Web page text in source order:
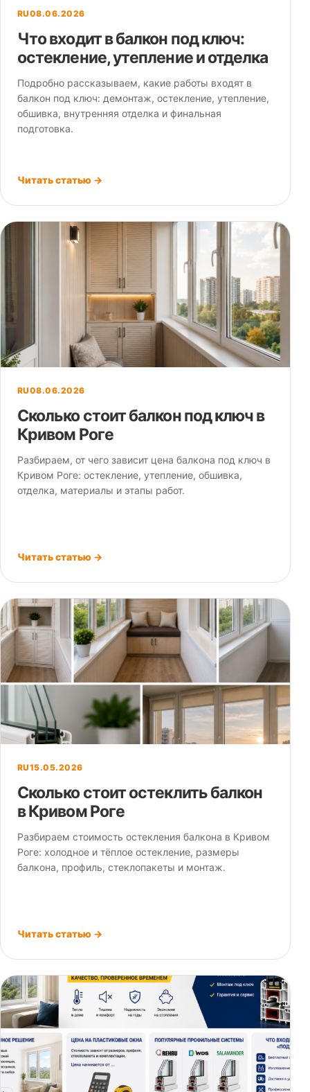
RU08.06.2026
Что входит в балкон под ключ:
остекление, утепление и отделка
Подробно рассказываем, какие работы входят в
балкон под ключ: демонтаж, остекление, утепление,
обшивка, внутренняя отделка и финальная
подготовка.
Читать статью →
RU08.06.2026
Сколько стоит балкон под ключ в
Кривом Роге
Разбираем, от чего зависит цена балкона под ключ в
Кривом Роге: остекление, утепление, обшивка,
отделка, материалы и этапы работ.
Читать статью →
RU15.05.2026
Сколько стоит остеклить балкон
в Кривом Роге
Разбираем стоимость остекления балкона в Кривом
Роге: холодное и тёплое остекление, размеры
балкона, профиль, стеклопакеты и монтаж.
Читать статью →